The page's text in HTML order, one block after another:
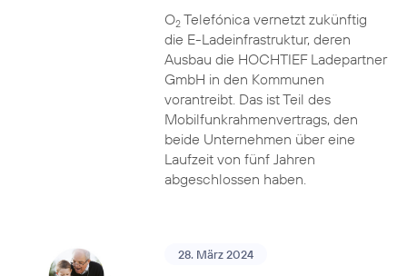
O2Telefónica vernetzt zukünftig
die E-Ladeinfrastruktur, deren
Ausbau die HOCHTIEF Ladepartner
GmbH in den Kommunen
vorantreibt. Das ist Teil des
Mobilfunkrahmenvertrags, den
beide Unternehmen über eine
Laufzeit von fünf Jahren
abgeschlossen haben.
28. März 2024